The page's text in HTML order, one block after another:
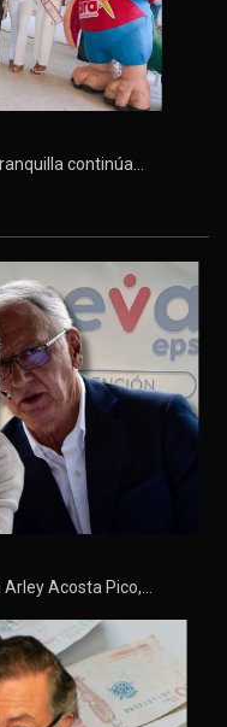
continúa…
Acosta Pico,…